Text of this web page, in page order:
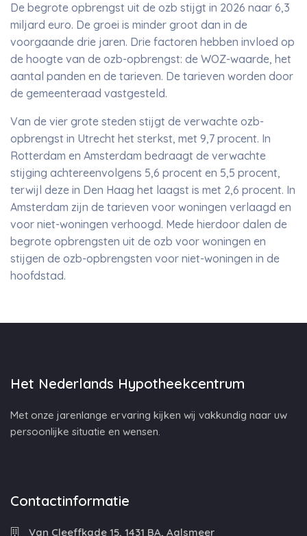
De begrote opbrengst uit de ozb stijgt in 2026 naar 6,3
miljard euro. De groei is minder groot dan in de
voorgaande drie jaren. Drie factoren hebben invloed op
de hoogte van de ozb-opbrengst: de WOZ-waarde, het
aantal panden en de tarieven. De tarieven worden door
de gemeenteraad vastgesteld.
Van de vier grote steden stijgt de verwachte ozb-
opbrengst in Utrecht het sterkst, met 9,7 procent. In
Rotterdam en Amsterdam bedraagt de verwachte
stijging achtereenvolgens 5,6 procent en 5,5 procent,
terwijl deze in Den Haag het laagst is met 2,6 procent. In
Amsterdam zijn de tarieven voor woningen verlaagd en
voor niet-woningen verhoogd. Mede hierdoor dalen de
begrote opbrengsten uit de ozb voor woningen en
stijgen de ozb-opbrengsten voor niet-woningen in de
hoofdstad.
Het Nederlands Hypotheekcentrum
Met onze jarenlange ervaring kijken wij vakkundig naar uw
persoonlijke situatie en wensen.
Contactinformatie
Van Cleeffkade 15, 1431 BA, Aalsmeer